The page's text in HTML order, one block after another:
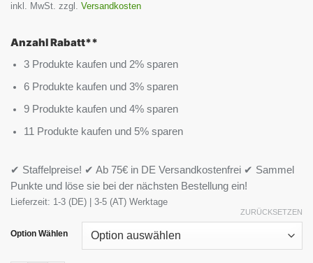
inkl. MwSt. zzgl. Versandkosten
Anzahl Rabatt**
3 Produkte kaufen und 2% sparen
6 Produkte kaufen und 3% sparen
9 Produkte kaufen und 4% sparen
11 Produkte kaufen und 5% sparen
✔ Staffelpreise! ✔ Ab 75€ in DE Versandkostenfrei ✔ Sammel
Punkte und löse sie bei der nächsten Bestellung ein!
Lieferzeit: 1-3 (DE) | 3-5 (AT) Werktage
Option Wählen
ZURÜCKSETZEN